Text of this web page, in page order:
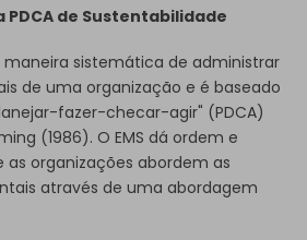
PDCA de Sustentabilidade
maneira sistemática de administrar
de uma organização e é baseado
fazer-checar-agir" (PDCA)
(1986). O EMS dá ordem e
organizações abordem as
através de uma abordagem